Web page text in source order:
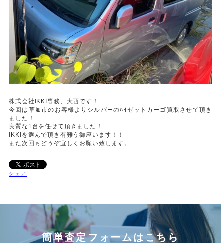
株式会社IKKI専務、大西です！
今回は草加市のお客様よりシルバーのﾊｲゼットカーゴ買取させて頂き
ました！
良質な1台を任せて頂きました！
IKKIを選んで頂き有難う御座います！！
また次回もどうぞ宜しくお願い致します。
シェア
簡単査定フォームはこちら